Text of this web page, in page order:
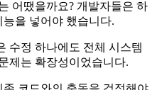
어땠을까요? 개발자들은 하
을 넣어야 했습니다.
수정 하나에도 전체 시스템
제는 확장성이었습니다.